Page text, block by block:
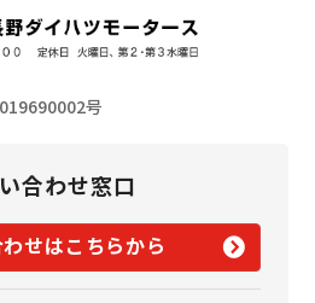
号
合わせ窓口
せはこちらから